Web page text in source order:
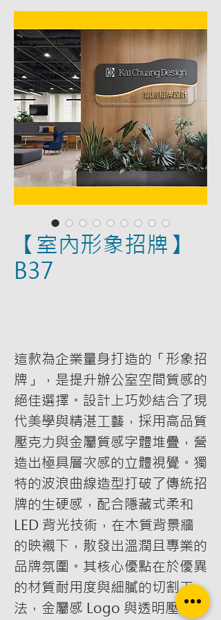
【室內形象招牌】
B37
這款為企業量身打造的「形象招
牌」，是提升辦公室空間質感的
絕佳選擇。設計上巧妙結合了現
代美學與精湛工藝，採用高品質
壓克力與金屬質感字體堆疊，營
造出極具層次感的立體視覺。獨
特的波浪曲線造型打破了傳統招
牌的生硬感，配合隱藏式柔和
LED 背光技術，在木質背景牆
的映襯下，散發出溫潤且專業的
品牌氛圍。其核心優點在於優異
的材質耐用度與細膩的切割工
法，金屬感 Logo 與透明壓克力